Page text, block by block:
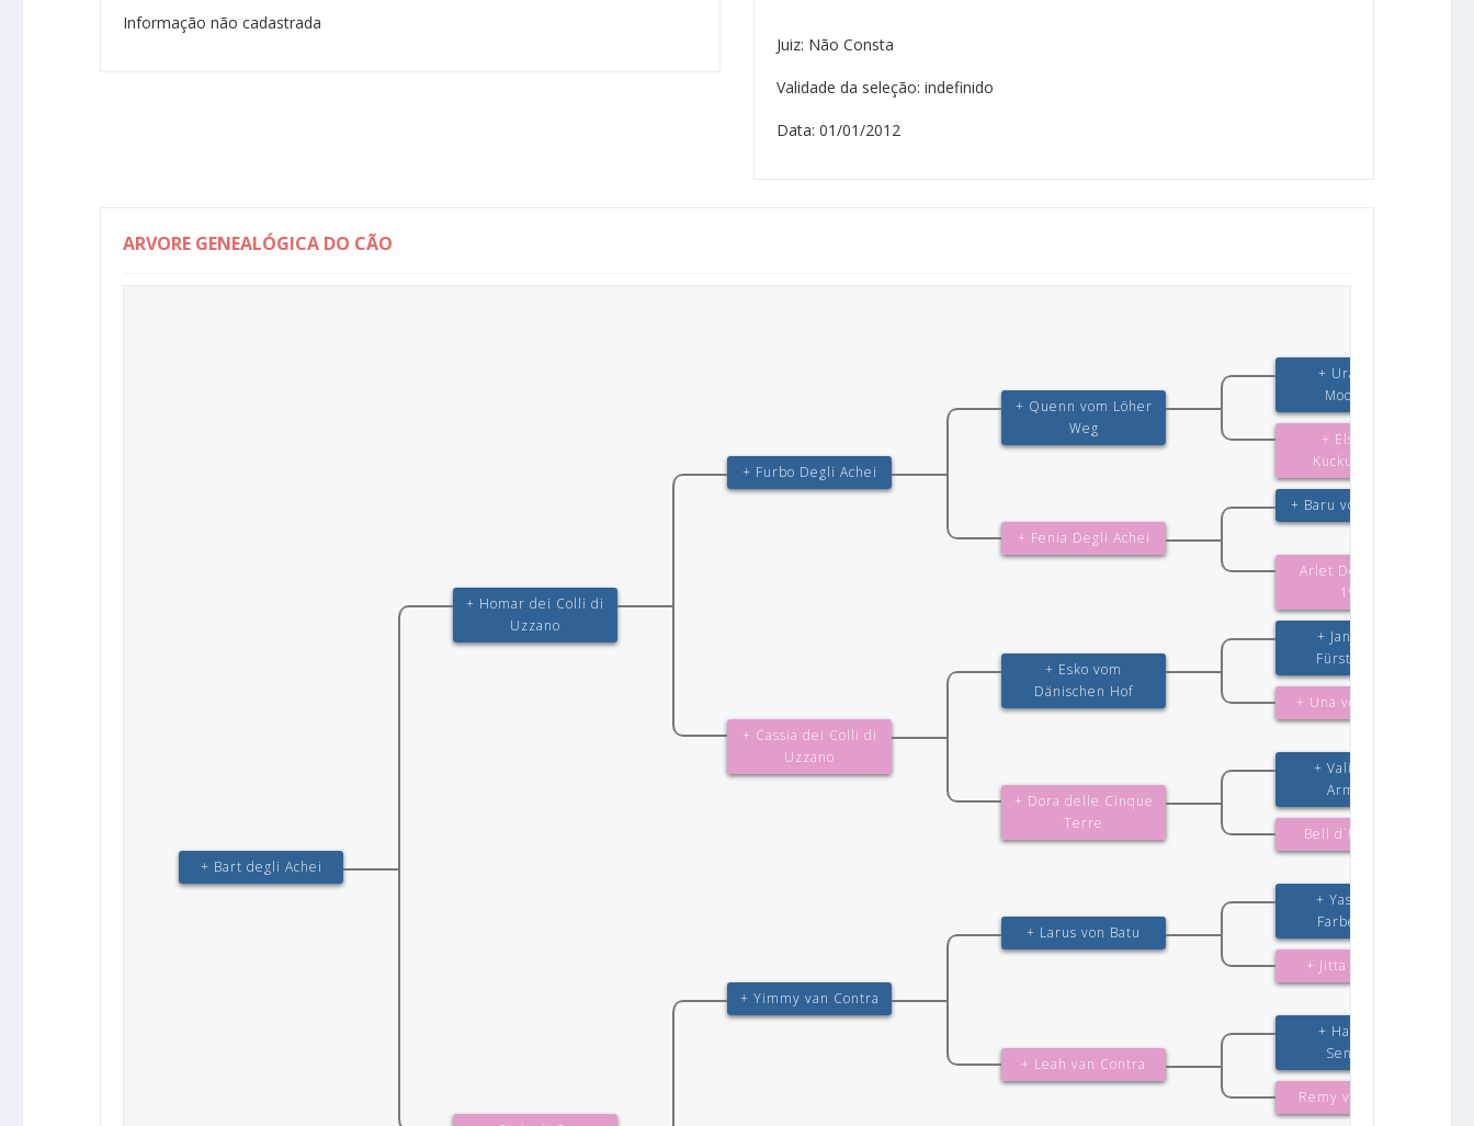
Informação não cadastrada
Juiz: Não Consta
Validade da seleção: indefinido
Data: 01/01/2012
ARVORE GENEALÓGICA DO CÃO
+ Bart degli Achei
+ Homar dei Colli di
Uzzano
+ Furbo Degli Achei
+ Quenn vom Löher
Weg
+ Uran vom
Moorbeck
+ Elsa vom
Kuckucksland
+ Fenia Degli Achei
+ Baru von Haus Yü
Arlet Degli Achei
1998
+ Cassia dei Colli di
Uzzano
+ Esko vom
Dänischen Hof
+ Jango vom
Fürstenberg
+ Una von Oxsalis
+ Dora delle Cinque
Terre
+ Valium von
Arminius
Bell d´Ulmental
+ Yimmy van Contra
+ Larus von Batu
+ Yasko vom
Farbenspiel
+ Jitta von Batu
+ Leah van Contra
+ Harto von
Sendiling
Remy van Contra